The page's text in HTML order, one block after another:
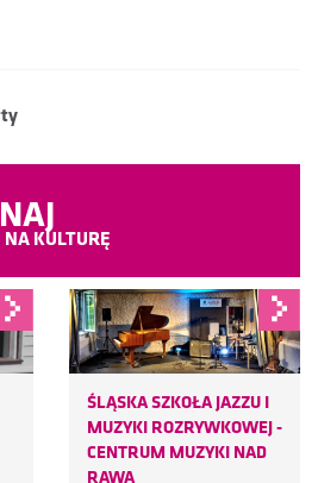
NA KULTURĘ
ŚLĄSKA SZKOŁA JAZZU I
MUZYKI ROZRYWKOWEJ -
CENTRUM MUZYKI NAD
RAWĄ